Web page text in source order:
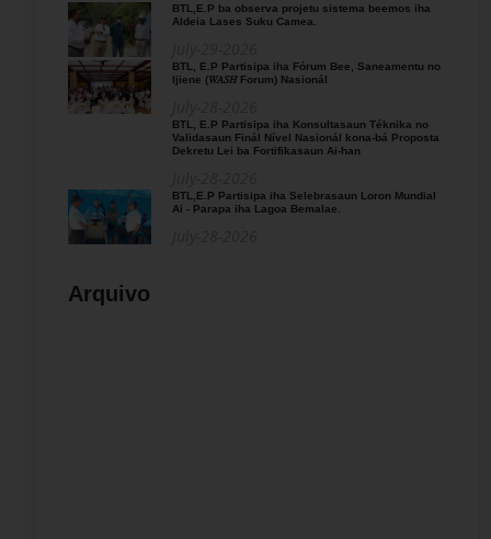
BTL,E.P ba observa projetu sistema beemos iha
Aldeia Lases Suku Camea.
BTL, E.P Partisipa iha Fórum Bee, Saneamentu no
Ijiene (𝑊𝐴𝑆𝐻 Forum) Nasionál
BTL, E.P Partisipa iha Konsultasaun Téknika no
Validasaun Finál Nível Nasionál kona-bá Proposta
Dekretu Lei ba Fortifikasaun Ai-han
BTL,E.P Partisipa iha Selebrasaun Loron Mundial
Ai - Parapa iha Lagoa Bemalae.
Arquivo